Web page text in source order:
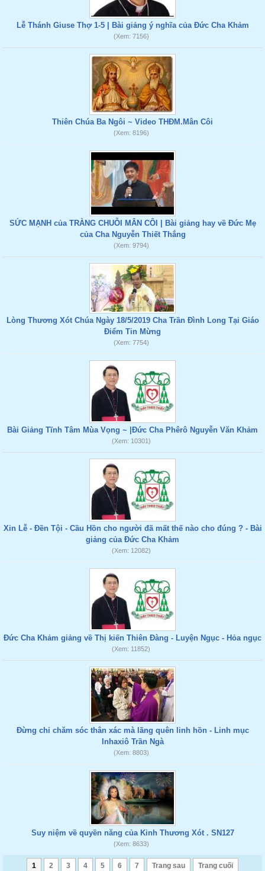
Lễ Thánh Giuse Thợ 1-5 | Bài giảng ý nghĩa của Đức Cha Khảm
(Xem: 7156)
Thiên Chúa Ba Ngôi ~ Video THĐM.Mân Côi
(Xem: 8196)
SỨC MẠNH của TRÀNG CHUỖI MÂN CÔI | Bài giảng hay về Đức Mẹ
của Cha Nguyễn Thiết Thắng
(Xem: 9794)
Lòng Thương Xót Chúa Ngày 18/5/2019 Cha Trần Đình Long Tại Giáo
Điểm Tin Mừng
(Xem: 7754)
Bài Giảng Tĩnh Tâm Mùa Vọng ~ |Đức Cha Phêrô Nguyễn Văn Khảm
(Xem: 10301)
Xin Lễ - Đền Tội - Cầu Hồn cho người đã mất thế nào cho đúng ? - Bài
giảng của Đức Cha Khảm
(Xem: 12082)
Đức Cha Khảm giảng về Thị kiến Thiên Đàng - Luyện Ngục - Hỏa ngục
(Xem: 11852)
Đừng chỉ chăm sóc thân xác mà lãng quên linh hồn - Linh mục
Inhaxiô Trần Ngà
(Xem: 8803)
Suy niệm về quyền năng của Kinh Thương Xót . SN127
(Xem: 8633)
1 2 3 4 5 6 7 Trang sau Trang cuối